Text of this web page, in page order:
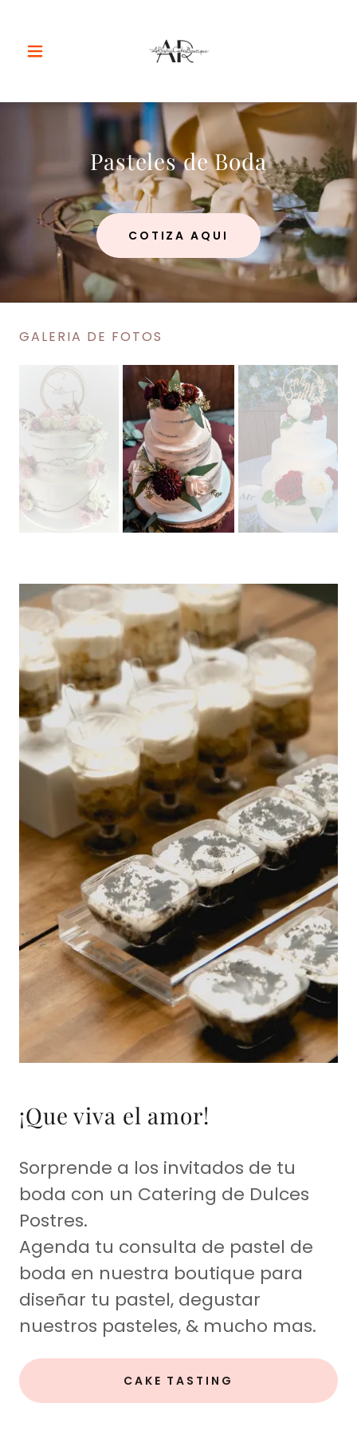
Pasteles de Boda
COTIZA AQUI
GALERIA DE FOTOS
¡Que viva el amor!
Sorprende a los invitados de tu
boda con un Catering de Dulces
Postres.
Agenda tu consulta de pastel de
boda en nuestra boutique para
diseñar tu pastel, degustar
nuestros pasteles, & mucho mas.
CAKE TASTING